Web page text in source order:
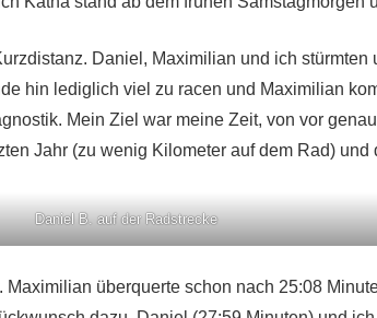
Daniel, Maximilian und ich
hin lediglich viel zu racen und Maximilian
Mein Ziel war meine Zeit, von vor
Jahr (zu wenig Kilometer auf dem Rad)
Daniel B. auf der Radstrecke
überquerte schon nach 25:08